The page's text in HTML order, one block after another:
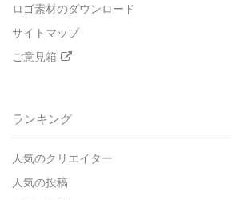
ロゴ素材のダウンロード
サイトマップ
ご意見箱
ランキング
人気のクリエイター
人気の投稿